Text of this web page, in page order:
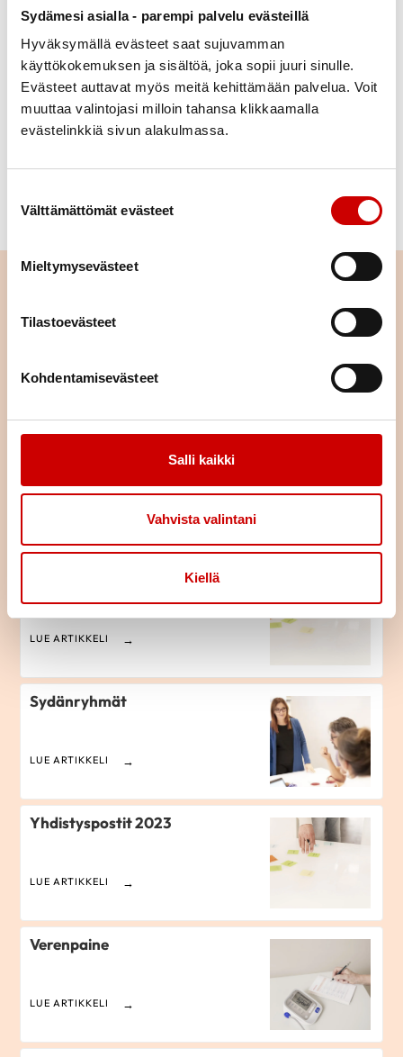
Sydämesi asialla - parempi palvelu evästeillä
Hyväksymällä evästeet saat sujuvamman
käyttökokemuksen ja sisältöä, joka sopii juuri sinulle.
Evästeet auttavat myös meitä kehittämään palvelua. Voit
muuttaa valintojasi milloin tahansa klikkaamalla
evästelinkkiä sivun alakulmassa.
Välttämättömät evästeet
Mieltymysevästeet
Tilastoevästeet
Kohdentamisevästeet
Salli kaikki
Vahvista valintani
Kiellä
Sepeli 17 Sepeli 16 Sepeli 19
LUE ARTIKKELI
Sydänryhmät
LUE ARTIKKELI
Yhdistyspostit 2023
LUE ARTIKKELI
Verenpaine
LUE ARTIKKELI